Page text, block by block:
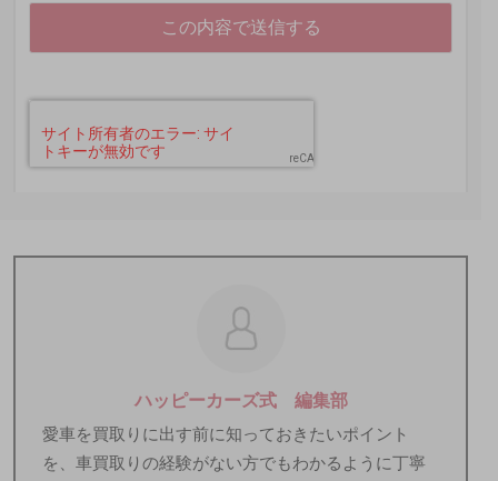
ハッピーカーズ式 編集部
愛車を買取りに出す前に知っておきたいポイント
を、車買取りの経験がない方でもわかるように丁寧